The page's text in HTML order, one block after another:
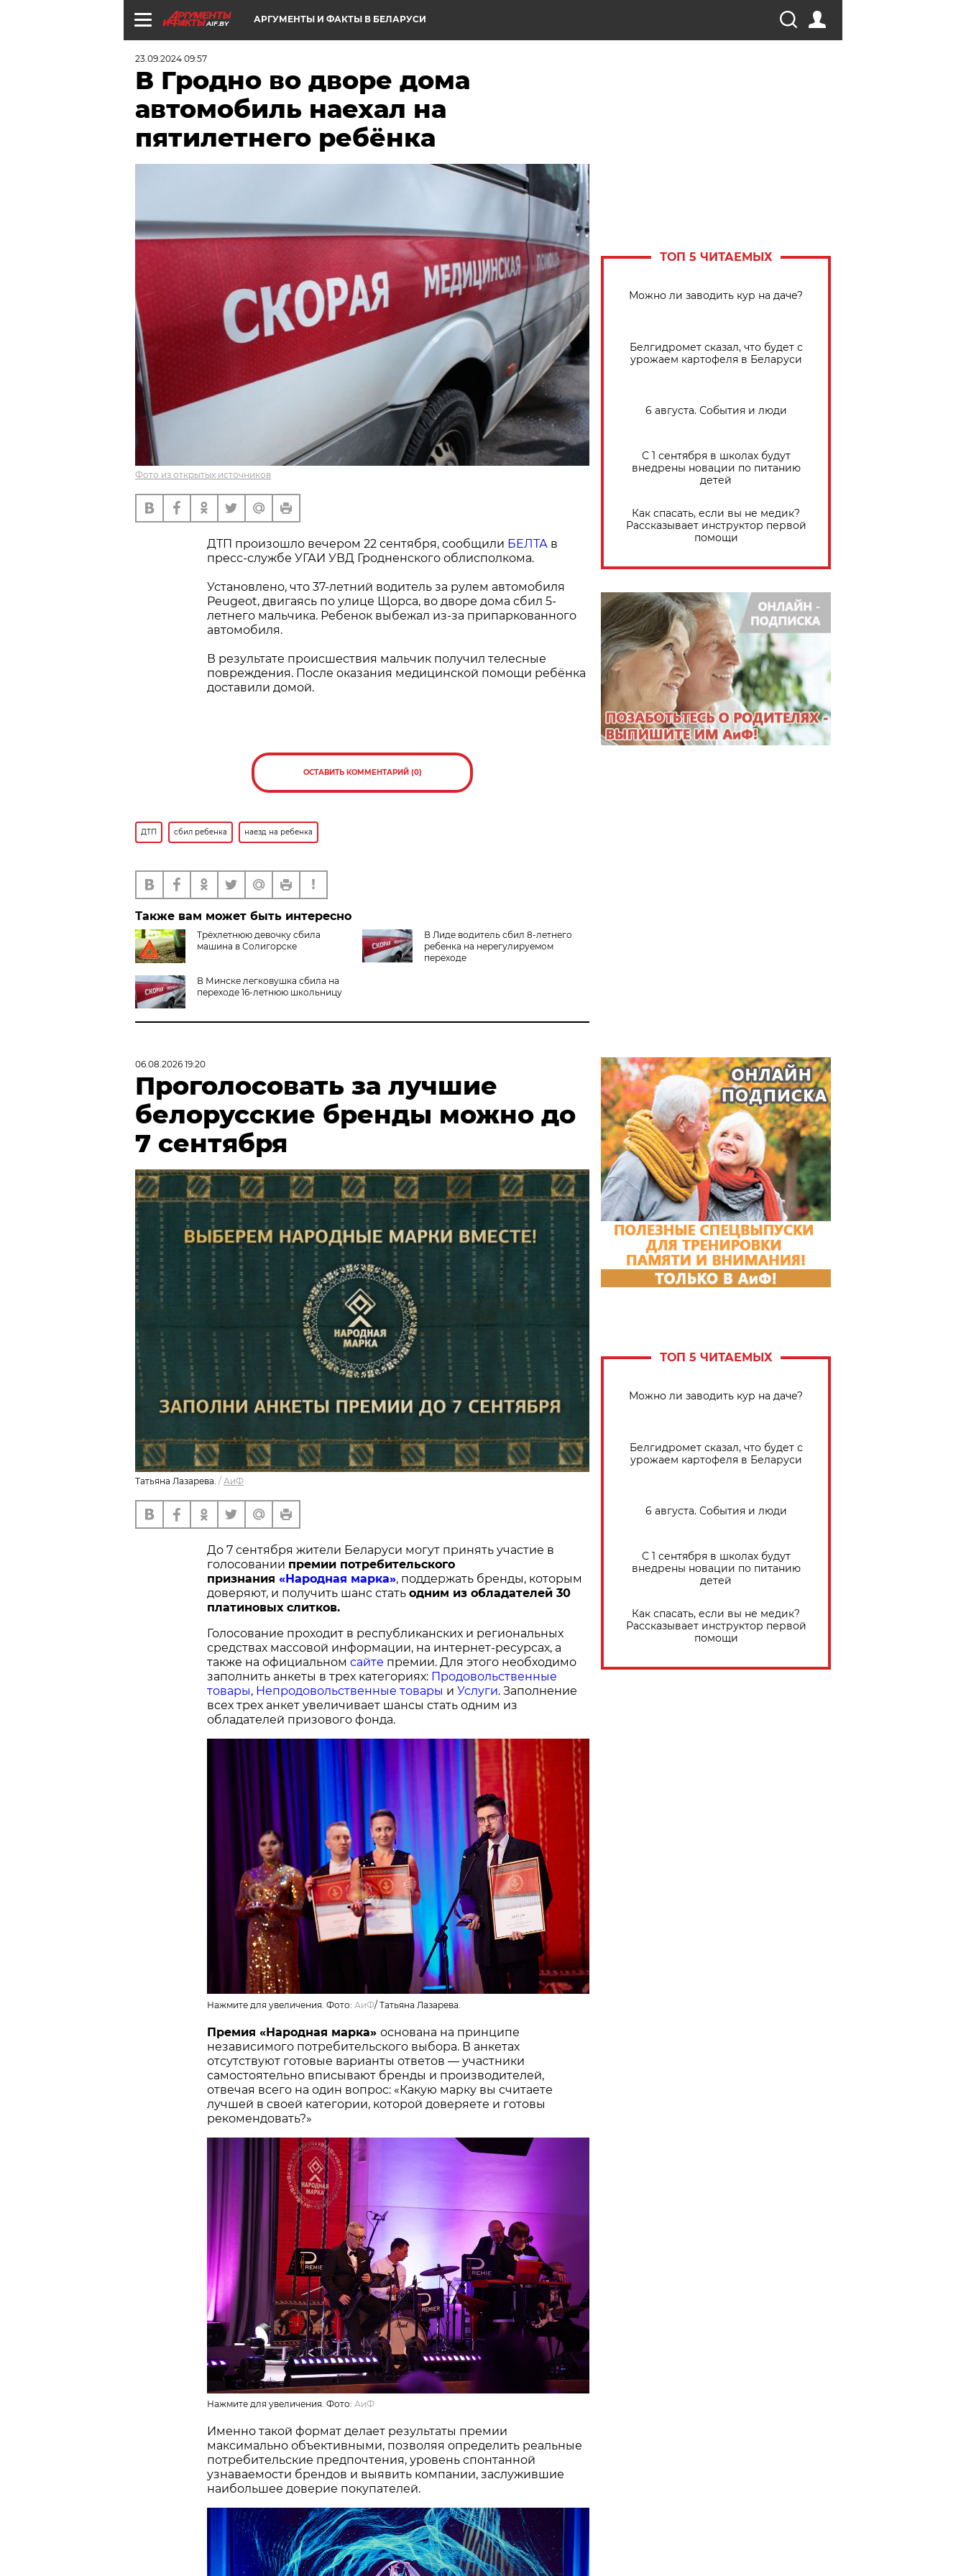
AIF.BY АРГУМЕНТЫ И ФАКТЫ В БЕЛАРУСИ
23.09.2024 09:57
В Гродно во дворе дома
автомобиль наехал на
пятилетнего ребёнка
Фото из открытых источников
ДТП произошло вечером 22 сентября, сообщили БЕЛТА в
пресс-службе УГАИ УВД Гродненского облисполкома.
Установлено, что 37-летний водитель за рулем автомобиля
Peugeot, двигаясь по улице Щорса, во дворе дома сбил 5-
летнего мальчика. Ребенок выбежал из-за припаркованного
автомобиля.
В результате происшествия мальчик получил телесные
повреждения. После оказания медицинской помощи ребёнка
доставили домой.
ОСТАВИТЬ КОММЕНТАРИЙ (0)
ДТП сбил ребенка наезд на ребенка
Также вам может быть интересно
Трёхлетнюю девочку сбила
машина в Солигорске
В Лиде водитель сбил 8-летнего
ребенка на нерегулируемом
переходе
В Минске легковушка сбила на
переходе 16-летнюю школьницу
ТОП 5 ЧИТАЕМЫХ
Можно ли заводить кур на даче?
Белгидромет сказал, что будет с
урожаем картофеля в Беларуси
6 августа. События и люди
С 1 сентября в школах будут
внедрены новации по питанию
детей
Как спасать, если вы не медик?
Рассказывает инструктор первой
помощи
06.08.2026 19:20
Проголосовать за лучшие
белорусские бренды можно до
7 сентября
Татьяна Лазарева. / АиФ
До 7 сентября жители Беларуси могут принять участие в
голосовании премии потребительского
признания «Народная марка», поддержать бренды, которым
доверяют, и получить шанс стать одним из обладателей 30
платиновых слитков.
Голосование проходит в республиканских и региональных
средствах массовой информации, на интернет-ресурсах, а
также на официальном сайте премии. Для этого необходимо
заполнить анкеты в трех категориях: Продовольственные
товары, Непродовольственные товары и Услуги. Заполнение
всех трех анкет увеличивает шансы стать одним из
обладателей призового фонда.
Нажмите для увеличения. Фото: АиФ/ Татьяна Лазарева.
Премия «Народная марка» основана на принципе
независимого потребительского выбора. В анкетах
отсутствуют готовые варианты ответов — участники
самостоятельно вписывают бренды и производителей,
отвечая всего на один вопрос: «Какую марку вы считаете
лучшей в своей категории, которой доверяете и готовы
рекомендовать?»
Нажмите для увеличения. Фото: АиФ
Именно такой формат делает результаты премии
максимально объективными, позволяя определить реальные
потребительские предпочтения, уровень спонтанной
узнаваемости брендов и выявить компании, заслужившие
наибольшее доверие покупателей.
ТОП 5 ЧИТАЕМЫХ
Можно ли заводить кур на даче?
Белгидромет сказал, что будет с
урожаем картофеля в Беларуси
6 августа. События и люди
С 1 сентября в школах будут
внедрены новации по питанию
детей
Как спасать, если вы не медик?
Рассказывает инструктор первой
помощи